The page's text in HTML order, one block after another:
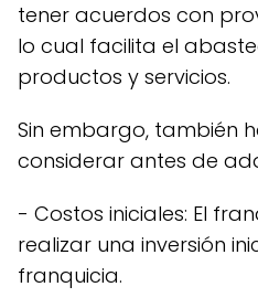
tener acuerdos con
lo cual facilita el
productos y servicios.
Sin embargo, también
considerar antes de
- Costos iniciales: El
realizar una inversión
franquicia.